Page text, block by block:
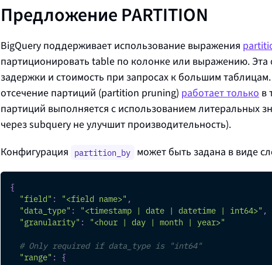
Предложение PARTITION
BigQuery поддерживает использование выражения
партиционировать table по колонке или выражению. Эта
задержки и стоимость при запросах к большим
отсечение партиций (partition pruning) работает только в
партиций выполняется с использованием литеральных
черезsubquery не улучшит производительность).
Конфигурация partition_by может быть задана в виде
{
"field" : "<field name>" ,
"data_type" : "<timestamp | date | datetime | int64>" ,
"granularity" :
"<hour | day | month | year>"
# Only required if data_type is "int64"
"range" : {